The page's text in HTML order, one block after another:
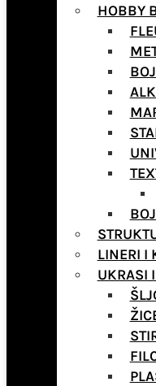
HOBBY
LINERI I
UKRASI